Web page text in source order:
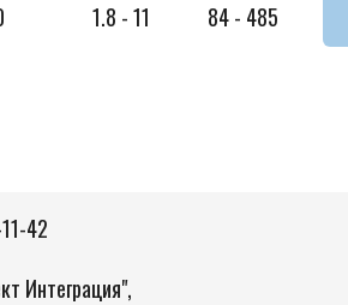
1.8 - 11 84 - 485
Интеграция",
42